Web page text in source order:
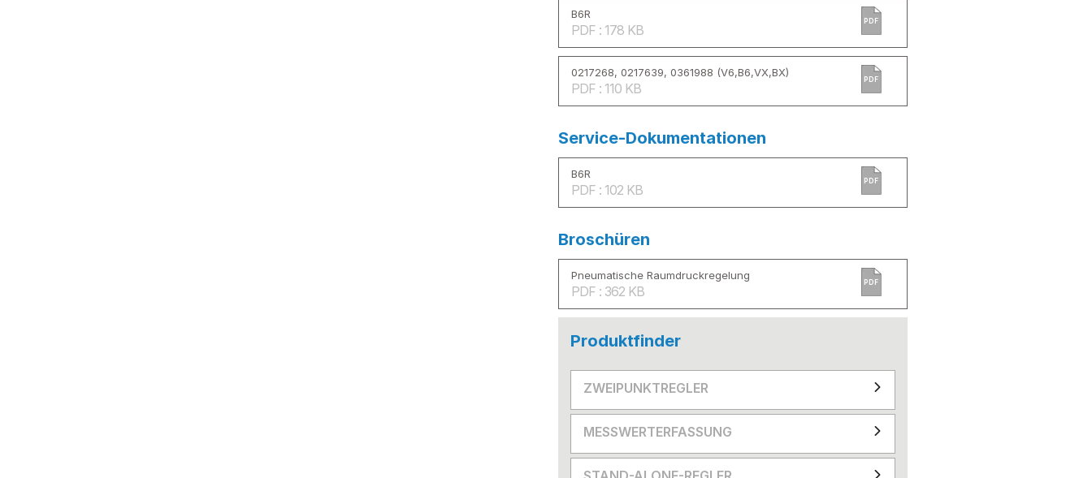
B6R
PDF : 178 KB
PDF
0217268, 0217639, 0361988 (V6,B6,VX,BX)
PDF : 110 KB
PDF
Service-Dokumentationen
B6R
PDF : 102 KB
PDF
Broschüren
Pneumatische Raumdruckregelung
PDF : 362 KB
PDF
Produktfinder
ZWEIPUNKTREGLER
MESSWERTERFASSUNG